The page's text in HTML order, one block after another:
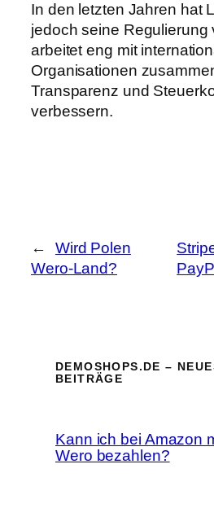
In den letzten Jahren hat
jedoch seine Regulierung
arbeitet eng mit
Organisationen
Transparenz und
verbessern.
←
Wird Polen
Wero-Land?
DEMOSHOPS.DE –
BEITRÄGE
Kann ich bei Amazon
Wero bezahlen?